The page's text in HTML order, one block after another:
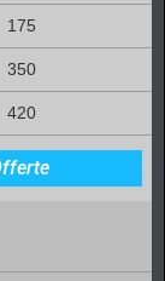
175
350
420